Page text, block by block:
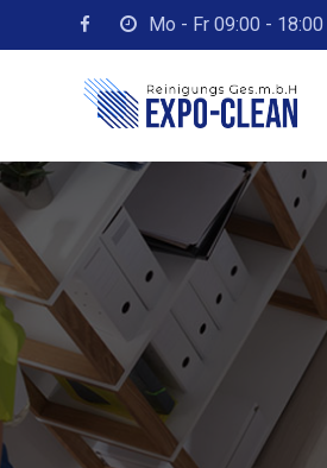
to
Mo - Fr 09:00 - 18:00